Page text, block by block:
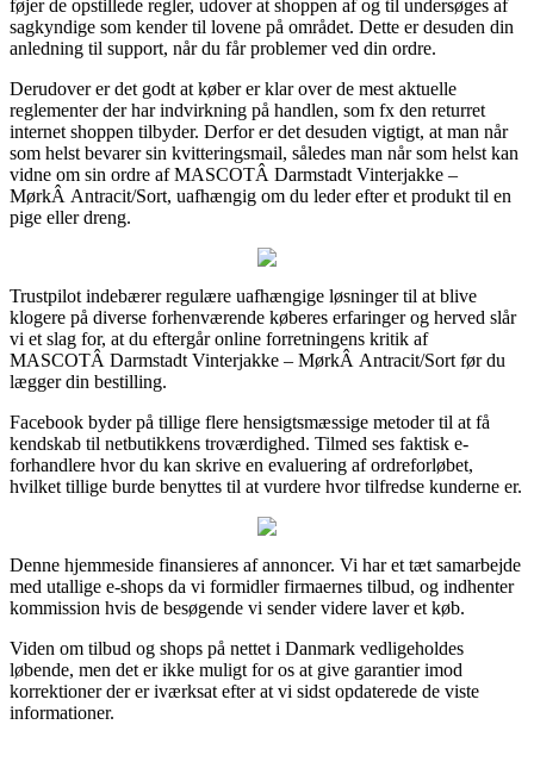
føjer de opstillede regler, udover at shoppen af og til undersøges af
sagkyndige som kender til lovene på området. Dette er desuden din
anledning til support, når du får problemer ved din ordre.
Derudover er det godt at køber er klar over de mest aktuelle
reglementer der har indvirkning på handlen, som fx den returret
internet shoppen tilbyder. Derfor er det desuden vigtigt, at man når
som helst bevarer sin kvitteringsmail, således man når som helst kan
vidne om sin ordre af MASCOTÂ Darmstadt Vinterjakke –
MørkÂ Antracit/Sort, uafhængig om du leder efter et produkt til en
pige eller dreng.
Trustpilot indebærer regulære uafhængige løsninger til at blive
klogere på diverse forhenværende køberes erfaringer og herved slår
vi et slag for, at du eftergår online forretningens kritik af
MASCOTÂ Darmstadt Vinterjakke – MørkÂ Antracit/Sort før du
lægger din bestilling.
Facebook byder på tillige flere hensigtsmæssige metoder til at få
kendskab til netbutikkens troværdighed. Tilmed ses faktisk e-
forhandlere hvor du kan skrive en evaluering af ordreforløbet,
hvilket tillige burde benyttes til at vurdere hvor tilfredse kunderne er.
Denne hjemmeside finansieres af annoncer. Vi har et tæt samarbejde
med utallige e-shops da vi formidler firmaernes tilbud, og indhenter
kommission hvis de besøgende vi sender videre laver et køb.
Viden om tilbud og shops på nettet i Danmark vedligeholdes
løbende, men det er ikke muligt for os at give garantier imod
korrektioner der er iværksat efter at vi sidst opdaterede de viste
informationer.